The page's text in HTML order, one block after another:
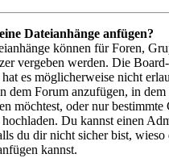
Dateianhänge anfügen?
können für Foren,
vergeben werden. Die Board-
es möglicherweise nicht
dem Forum anzufügen, in dem
möchtest, oder nur bestimmte
Du kannst einen
du dir nicht sicher bist, wieso
kannst.